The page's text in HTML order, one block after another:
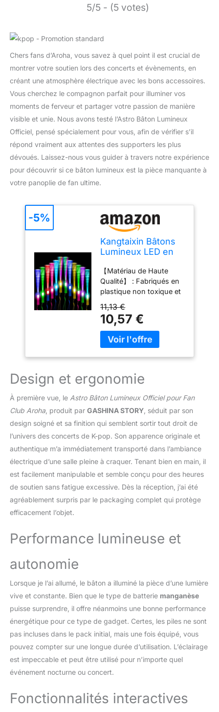
5/5 - (5 votes)
Chers fans d’Aroha, vous savez à quel point il est crucial de
montrer votre soutien lors des concerts et évènements, en
créant une atmosphère électrique avec les bons accessoires.
Vous cherchez le compagnon parfait pour illuminer vos
moments de ferveur et partager votre passion de manière
visible et unie. Nous avons testé l’Astro Bâton Lumineux
Officiel, pensé spécialement pour vous, afin de vérifier s’il
répond vraiment aux attentes des supporters les plus
dévoués. Laissez-nous vous guider à travers notre expérience
pour découvrir si ce bâton lumineux est la pièce manquante à
votre panoplie de fan ultime.
Kangtaixin Bâtons
Lumineux LED en
de 12 avec Piles,
pour Adultes et
Enfants, Idéal pour
Fêtes, Concerts,
Clubs, Mariages, et
Plus
【Matériau de Haute
Qualité】 : Fabriqués en
plastique non toxique et
lumineux à LED en fibre
optique sont légers,
durables et faciles à
transporter. 【Bâtons
modes de clignotement
réglables : rapide, normal
et lent, alternant entre
quatre couleurs (rose,
bleu, jaune, vert).
【Faciles à Utiliser】 :
Retirez le papier isolant,
puis appuyez sur le
Trois pressions pour
ajuster la vitesse de
clignotement, et une de
plus pour éteindre.
bouton remplaçable, les
Festive】 : Idéaux pour
créer une atmosphère
dynamique et colorée
lors de fêtes, concerts,
carnavals, anniversaires
et autres événements
11,13 €
10,57 €
-5%
Design et ergonomie
À première vue, le Astro Bâton Lumineux Officiel pour Fan
Club Aroha , produit par GASHINA STORY , séduit par son
design soigné et sa finition qui semblent sortir tout droit de
l’univers des concerts de K-pop. Son apparence originale et
authentique m’a immédiatement transporté dans l’ambiance
électrique d’une salle pleine à craquer. Tenant bien en main, il
est facilement manipulable et semble conçu pour des heures
de soutien sans fatigue excessive. Dès la réception, j’ai été
agréablement surpris par le packaging complet qui protège
efficacement l’objet.
Performance lumineuse et
autonomie
Lorsque je l’ai allumé, le bâton a illuminé la pièce d’une lumière
vive et constante. Bien que le type de batterie manganèse
puisse surprendre, il offre néanmoins une bonne performance
énergétique pour ce type de gadget. Certes, les piles ne sont
pas incluses dans le pack initial, mais une fois équipé, vous
pouvez compter sur une longue durée d’utilisation. L’éclairage
est impeccable et peut être utilisé pour n’importe quel
événement nocturne ou concert.
Fonctionnalités interactives